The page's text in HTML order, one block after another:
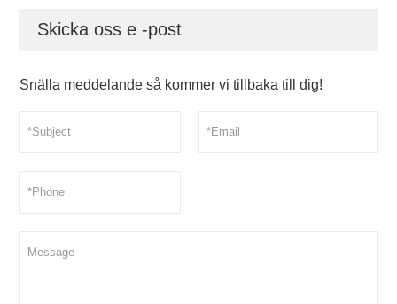
Skicka oss e -post
Snälla meddelande så kommer vi tillbaka till dig!